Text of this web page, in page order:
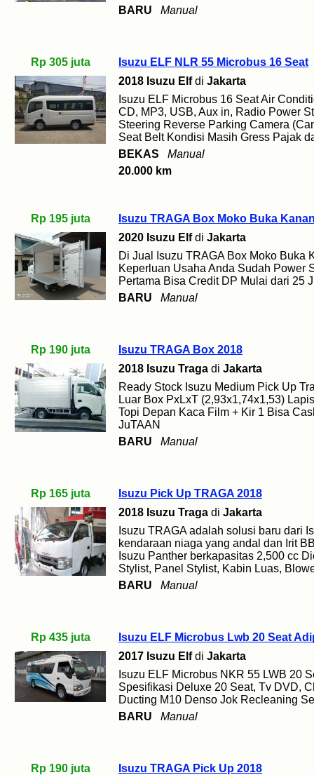
BARU
Manual
Rp 305 juta
Isuzu ELF NLR 55 Microbus 16 Seat
2018 Isuzu Elfdi Jakarta
Isuzu ELF Microbus 16 Seat Air
CD, MP3, USB, Aux in, Radio Power
Steering Reverse Parking Camera
Seat Belt Kondisi Masih Gress Pajak
BEKAS
Manual
20.000 km
Rp 195 juta
Isuzu TRAGA Box Moko Buka
2020 Isuzu Elfdi Jakarta
Di Jual Isuzu TRAGA Box Moko Buka
Keperluan Usaha Anda Sudah Power
Pertama Bisa Credit DP Mulai dari 25
BARU
Manual
Rp 190 juta
Isuzu TRAGA Box 2018
2018 Isuzu Traga di Jakarta
Ready Stock Isuzu Medium Pick Up
Luar Box PxLxT (2,93x1,74x1,53)
Topi Depan Kaca Film + Kir 1 Bisa
JuTAAN
BARU
Manual
Rp 165 juta
Isuzu Pick Up TRAGA 2018
2018 Isuzu Traga di Jakarta
Isuzu TRAGA adalah solusi baru dari
kendaraan niaga yang andal dan Irit
Isuzu Panther berkapasitas 2,500 cc
Stylist, Panel Stylist, Kabin Luas,
BARU
Manual
Rp 435 juta
Isuzu ELF Microbus Lwb 20 Seat
2017 Isuzu Elfdi Jakarta
Isuzu ELF Microbus NKR 55 LWB 20
Spesifikasi Deluxe 20 Seat, Tv DVD,
Ducting M10 Denso Jok Recleaning
BARU
Manual
Rp 190 juta
Isuzu TRAGA Pick Up 2018